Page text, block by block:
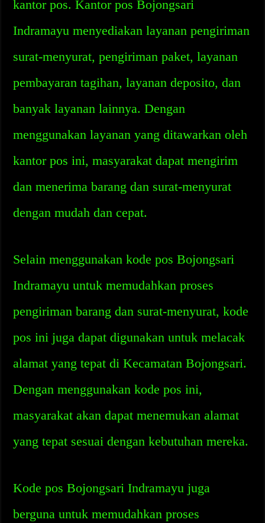
kantor pos. Kantor pos Bojongsari
Indramayu menyediakan layanan pengiriman
surat-menyurat, pengiriman paket, layanan
pembayaran tagihan, layanan deposito, dan
banyak layanan lainnya. Dengan
menggunakan layanan yang ditawarkan oleh
kantor pos ini, masyarakat dapat mengirim
dan menerima barang dan surat-menyurat
dengan mudah dan cepat.
Selain menggunakan kode pos Bojongsari
Indramayu untuk memudahkan proses
pengiriman barang dan surat-menyurat, kode
pos ini juga dapat digunakan untuk melacak
alamat yang tepat di Kecamatan Bojongsari.
Dengan menggunakan kode pos ini,
masyarakat akan dapat menemukan alamat
yang tepat sesuai dengan kebutuhan mereka.
Kode pos Bojongsari Indramayu juga
berguna untuk memudahkan proses